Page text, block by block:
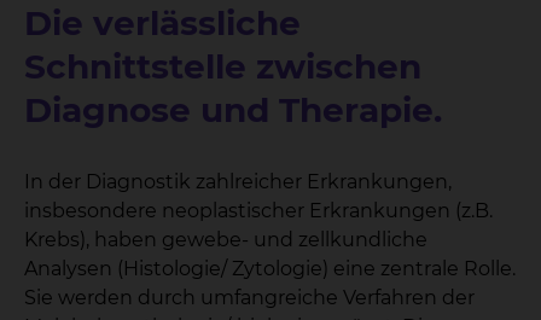
Die verlässliche
Schnittstelle zwischen
Diagnose und Therapie.
In der Diagnostik zahlreicher Erkrankungen,
insbesondere neoplastischer Erkrankungen (z.B.
Krebs), haben gewebe- und zellkundliche
Analysen (Histologie/ Zytologie) eine zentrale Rolle.
Sie werden durch umfangreiche Verfahren der